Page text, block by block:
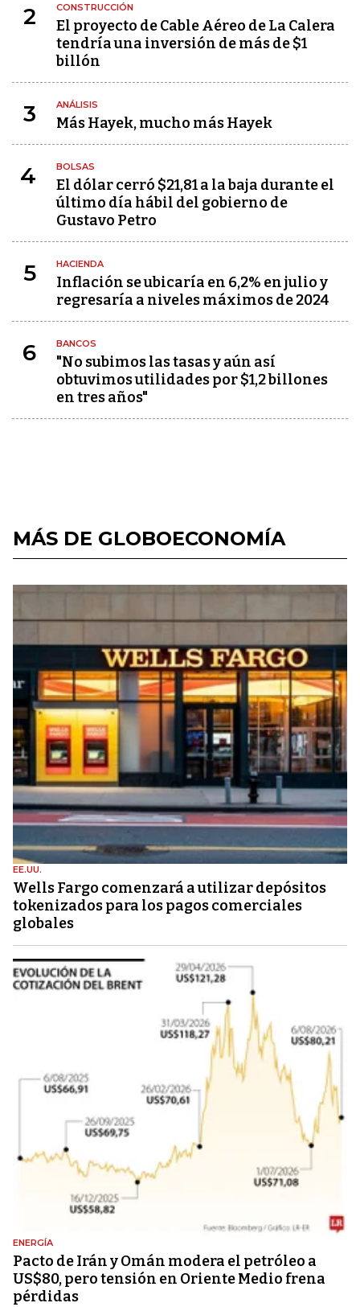
2 CONSTRUCCIÓN
El proyecto de Cable Aéreo de La Calera
tendría una inversión de más de $1
billón
3 ANÁLISIS
Más Hayek, mucho más Hayek
4 BOLSAS
El dólar cerró $21,81 a la baja durante el
último día hábil del gobierno de
Gustavo Petro
5 HACIENDA
Inflación se ubicaría en 6,2% en julio y
regresaría a niveles máximos de 2024
6 BANCOS
"No subimos las tasas y aún así
obtuvimos utilidades por $1,2 billones
en tres años"
MÁS DE GLOBOECONOMÍA
EE.UU.
Wells Fargo comenzará a utilizar depósitos
tokenizados para los pagos comerciales
globales
ENERGÍA
Pacto de Irán y Omán modera el petróleo a
US$80, pero tensión en Oriente Medio frena
pérdidas